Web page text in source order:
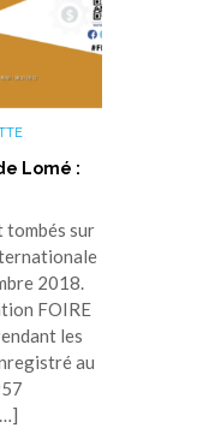
Lomé :
tombés sur
2018.
FOIRE
les
au